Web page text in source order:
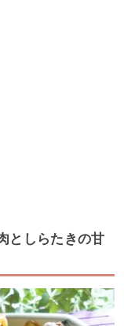
としらたきの甘